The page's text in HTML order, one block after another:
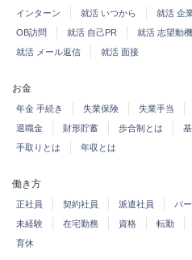
インターン 就活 いつから 就活 企
OB訪問
就活 自己PR 就活 志望動機
就活 メール返信
就活 面接
お金
年金 手続き 失業保険 失業手当
退職金
財形貯蓄 歩合制とは
手取りとは
年収とは
働き方
正社員 契約社員 派遣社員 パ
未経験
在宅勤務 資格 転勤
育休